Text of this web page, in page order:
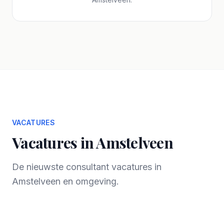
VACATURES
Vacatures in Amstelveen
De nieuwste consultant vacatures in
Amstelveen en omgeving.